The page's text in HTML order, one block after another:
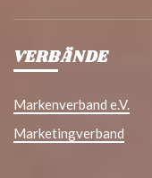
VERBÄNDE
Markenverband e.V.
Marketingverband